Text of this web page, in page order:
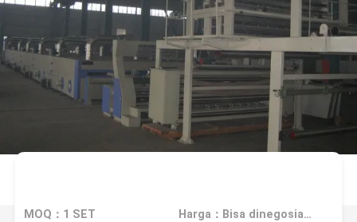
MOQ：1 SET Harga：Bisa dinegosiasikan